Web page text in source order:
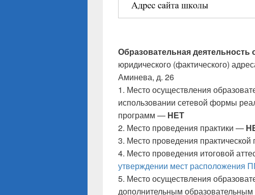
Образовательная деятельность
юридического (фактического)
Аминева, д. 26
1. Место осуществления
использовании сетевой формы
программ — НЕТ
2. Место проведения практики —
3. Место проведения
4. Место проведения итоговой
утверждении мест расположения
5. Место осуществления
дополнительным